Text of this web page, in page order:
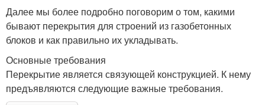
Далее мы более подробно поговорим о том, какими
бывают перекрытия для строений из газобетонных
блоков и как правильно их укладывать.
Основные требования
Перекрытие является связующей конструкцией. К нему
предъявляются следующие важные требования.